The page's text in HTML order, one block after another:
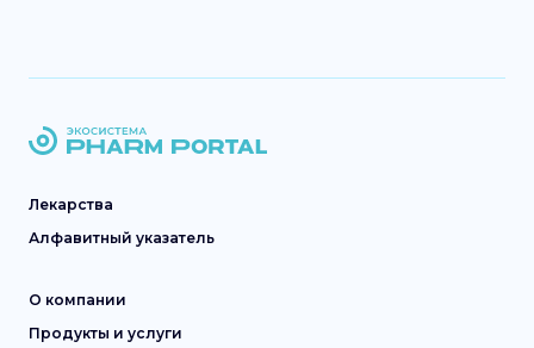
Лекарства
Алфавитный указатель
О компании
Продукты и услуги